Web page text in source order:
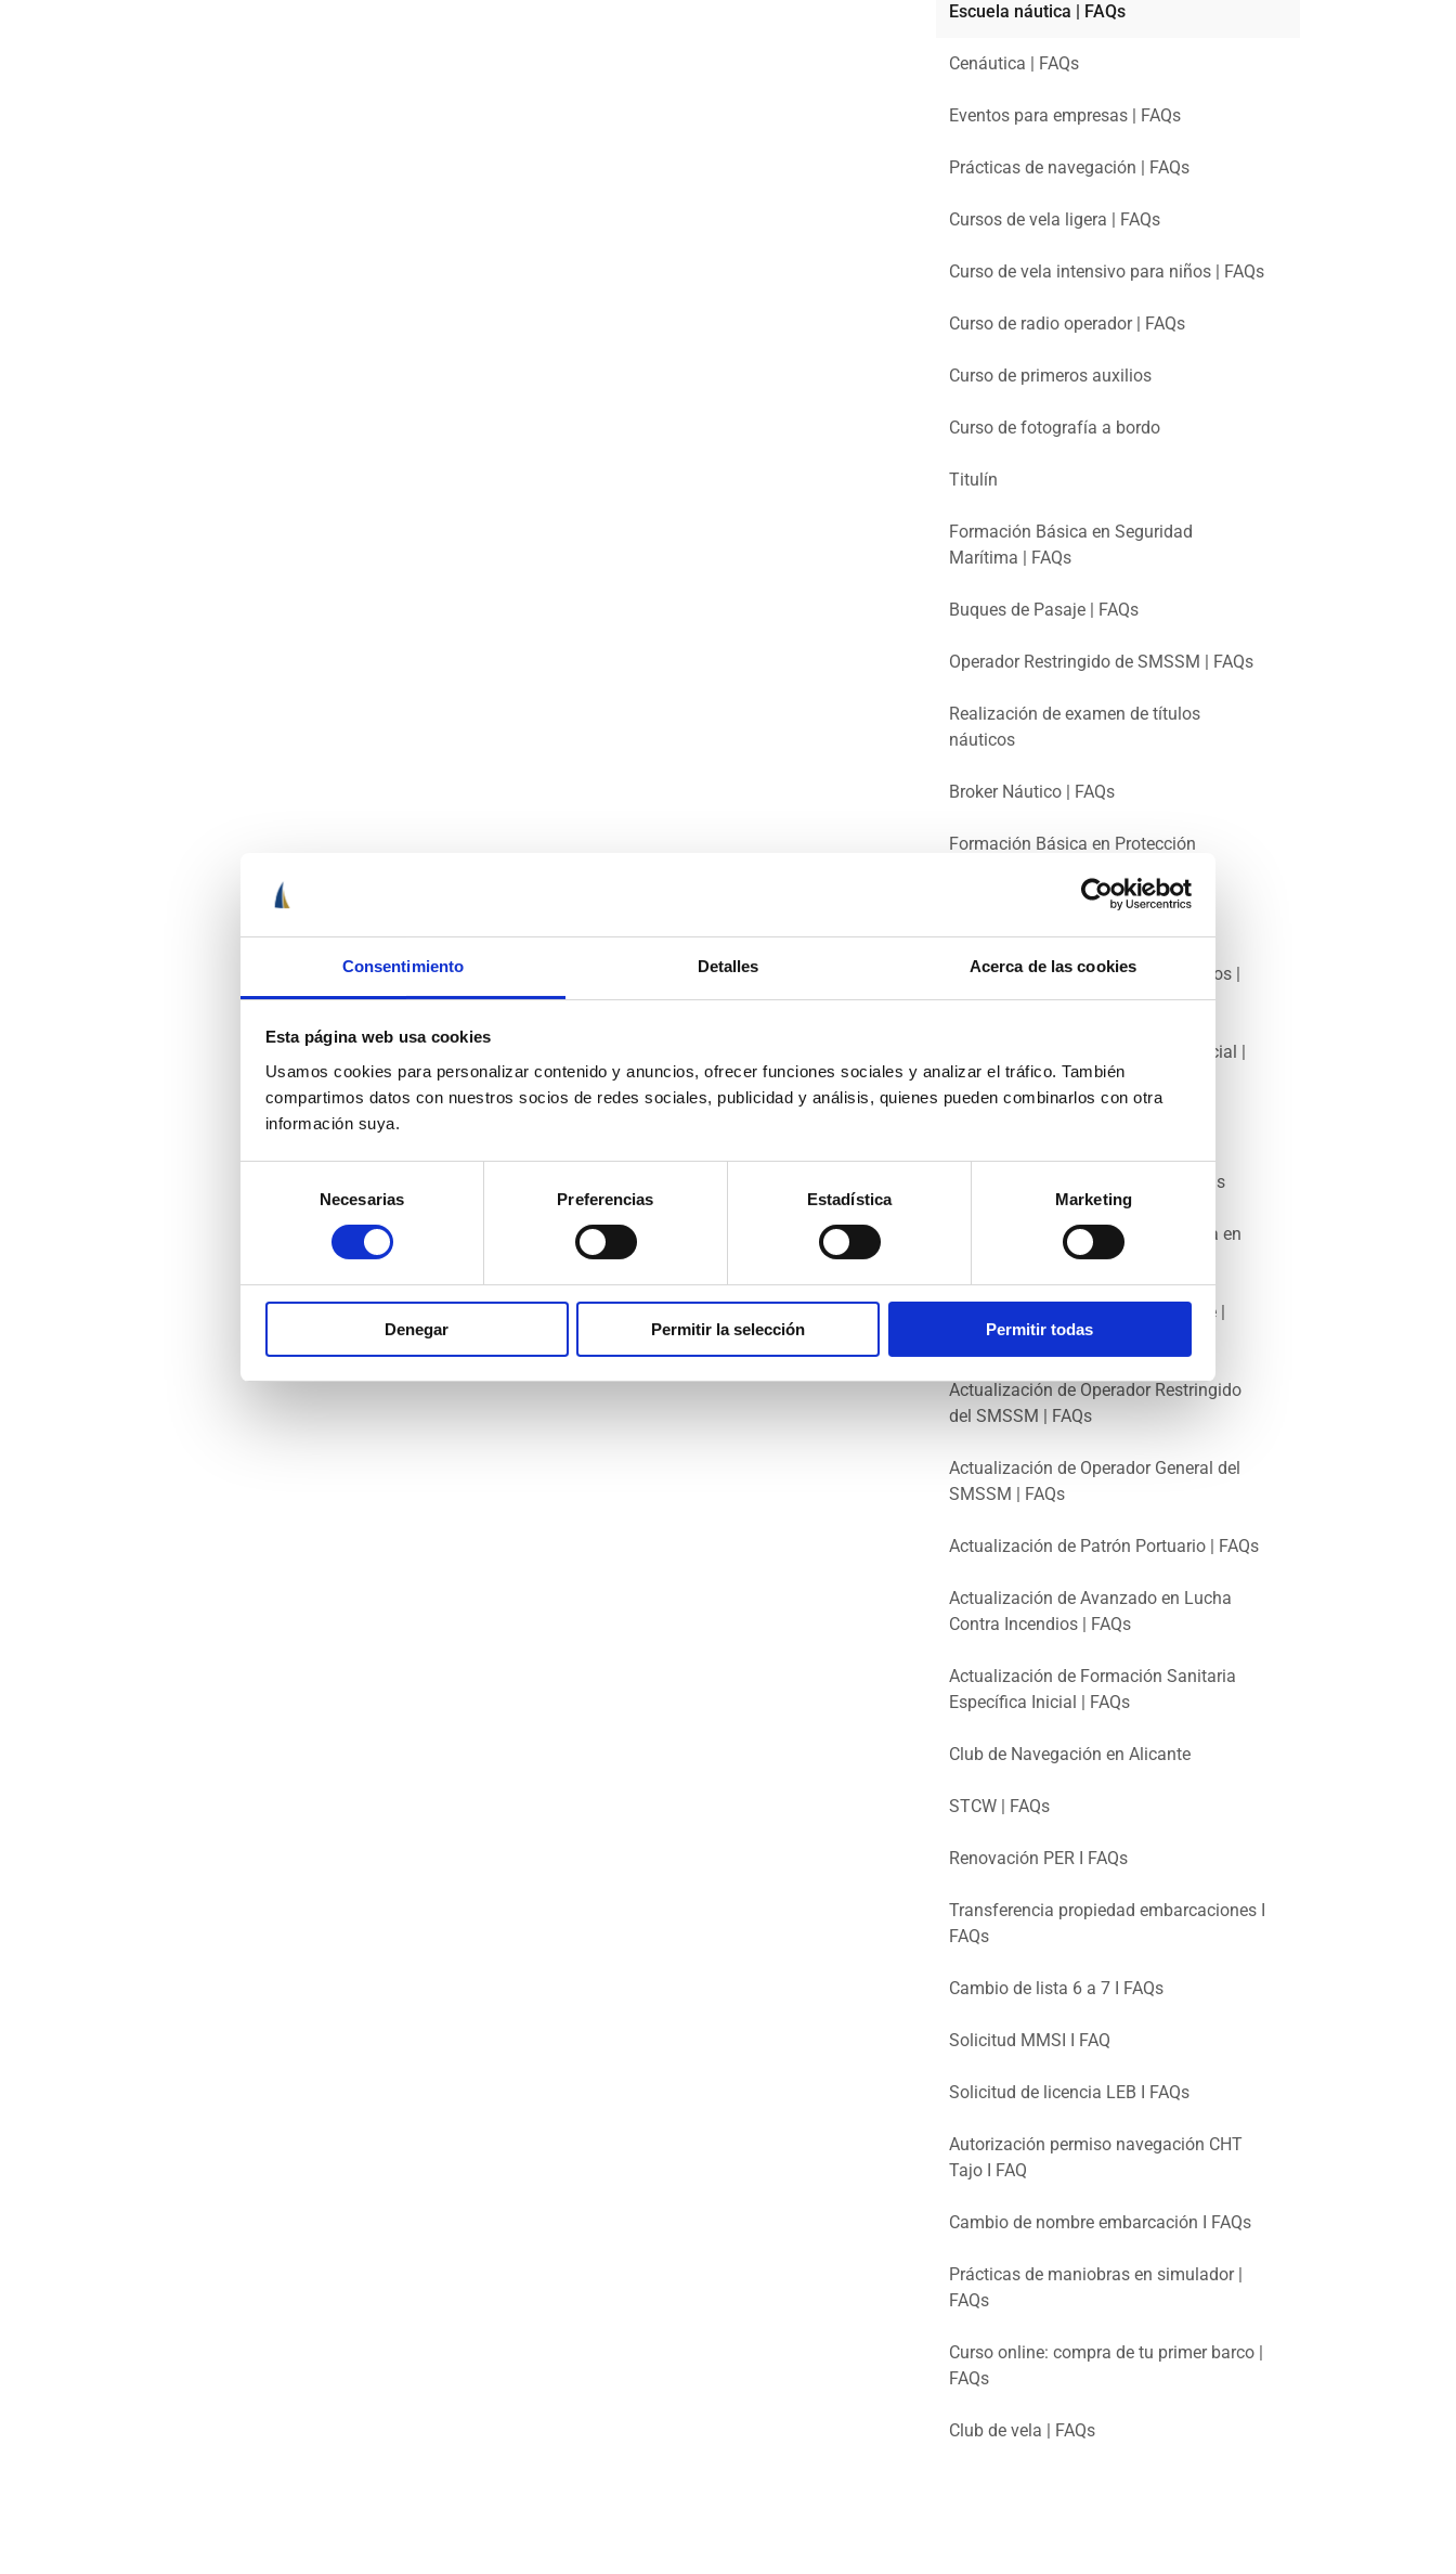
Consentimiento Detalles Acerca de las cookies
Esta página web usa cookies
Usamos cookies para personalizar contenido y anuncios, ofrecer funciones sociales y analizar el tráfico. También
compartimos datos con nuestros socios de redes sociales, publicidad y análisis, quienes pueden combinarlos con otra
información suya.
consentimiento
Necesarias Preferencias Estadística Marketing
Denegar Permitir la selección Permitir todas
Escuela náutica | FAQs
Cenáutica | FAQs
Eventos para empresas | FAQs
Prácticas de navegación | FAQs
Cursos de vela ligera | FAQs
Curso de vela intensivo para niños | FAQs
Curso de radio operador | FAQs
Curso de primeros auxilios
Curso de fotografía a bordo
Titulín
Formación Básica en Seguridad
Marítima | FAQs
Buques de Pasaje | FAQs
Operador Restringido de SMSSM | FAQs
Realización de examen de títulos
náuticos
Broker Náutico | FAQs
Formación Básica en Protección
Avanzado en Lucha contra Incendios |
FAQs
Formación Sanitaria Específica Inicial |
FAQs
Operador General de SMSSM | FAQs
Actualización de Formación Básica en
Seguridad Marítima | FAQs
Actualización de Buques de Pasaje |
FAQs
Actualización de Operador Restringido
del SMSSM | FAQs
Actualización de Operador General del
SMSSM | FAQs
Actualización de Patrón Portuario | FAQs
Actualización de Avanzado en Lucha
Contra Incendios | FAQs
Actualización de Formación Sanitaria
Específica Inicial | FAQs
Club de Navegación en Alicante
STCW | FAQs
Renovación PER I FAQs
Transferencia propiedad embarcaciones I
FAQs
Cambio de lista 6 a 7 I FAQs
Solicitud MMSI I FAQ
Solicitud de licencia LEB I FAQs
Autorización permiso navegación CHT
Tajo I FAQ
Cambio de nombre embarcación I FAQs
Prácticas de maniobras en simulador |
FAQs
Curso online: compra de tu primer barco |
FAQs
Club de vela | FAQs